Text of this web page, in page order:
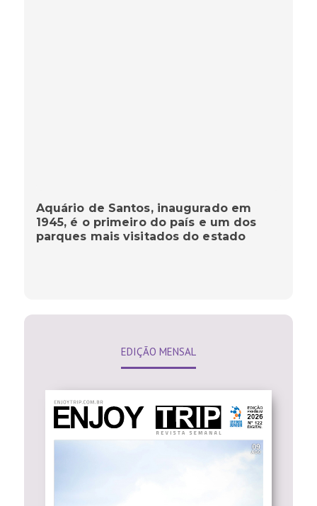
Aquário de Santos, inaugurado em
1945, é o primeiro do país e um dos
parques mais visitados do estado
EDIÇÃO MENSAL